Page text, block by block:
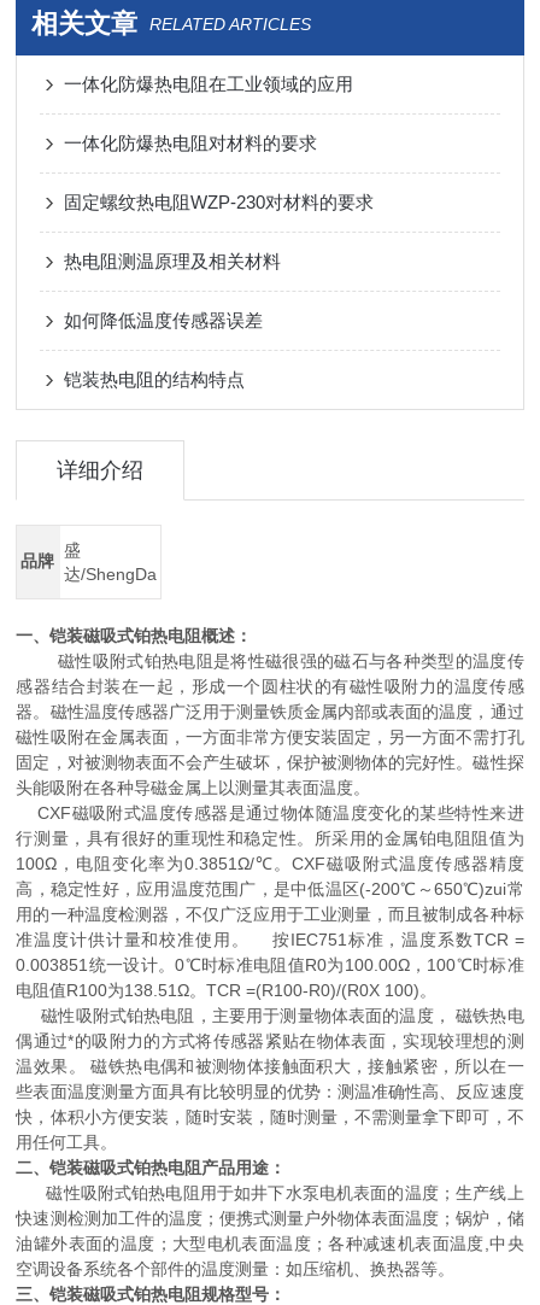
相关文章 RELATED ARTICLES
一体化防爆热电阻在工业领域的应用
一体化防爆热电阻对材料的要求
固定螺纹热电阻WZP-230对材料的要求
热电阻测温原理及相关材料
如何降低温度传感器误差
铠装热电阻的结构特点
详细介绍
品牌
盛
达/ShengDa
一、铠装磁吸式铂热电阻概述：
磁性吸附式铂热电阻是将性磁很强的磁石与各种类型的温度传
感器结合封装在一起，形成一个圆柱状的有磁性吸附力的温度传感
器。磁性温度传感器广泛用于测量铁质金属内部或表面的温度，通过
磁性吸附在金属表面，一方面非常方便安装固定，另一方面不需打孔
固定，对被测物表面不会产生破坏，保护被测物体的完好性。磁性探
头能吸附在各种导磁金属上以测量其表面温度。
CXF磁吸附式温度传感器是通过物体随温度变化的某些特性来进
行测量，具有很好的重现性和稳定性。所采用的金属铂电阻阻值为
100Ω，电阻变化率为0.3851Ω/℃。CXF磁吸附式温度传感器精度
高，稳定性好，应用温度范围广，是中低温区(-200℃～650℃)zui常
用的一种温度检测器，不仅广泛应用于工业测量，而且被制成各种标
准温度计供计量和校准使用。 按IEC751标准，温度系数TCR =
0.003851统一设计。0℃时标准电阻值R0为100.00Ω，100℃时标准
电阻值R100为138.51Ω。TCR =(R100-R0)/(R0X 100)。
磁性吸附式铂热电阻，主要用于测量物体表面的温度， 磁铁热电
偶通过*的吸附力的方式将传感器紧贴在物体表面，实现较理想的测
温效果。 磁铁热电偶和被测物体接触面积大，接触紧密，所以在一
些表面温度测量方面具有比较明显的优势：测温准确性高、反应速度
快，体积小方便安装，随时安装，随时测量，不需测量拿下即可，不
用任何工具。
二、铠装磁吸式铂热电阻产品用途：
磁性吸附式铂热电阻用于如井下水泵电机表面的温度；生产线上
快速测检测加工件的温度；便携式测量户外物体表面温度；锅炉，储
油罐外表面的温度；大型电机表面温度；各种减速机表面温度,中央
空调设备系统各个部件的温度测量：如压缩机、换热器等。
三、铠装磁吸式铂热电阻规格型号：